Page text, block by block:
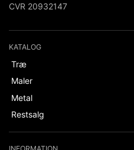
CVR 20932147
KATALOG
Træ
Maler
Metal
Restsalg